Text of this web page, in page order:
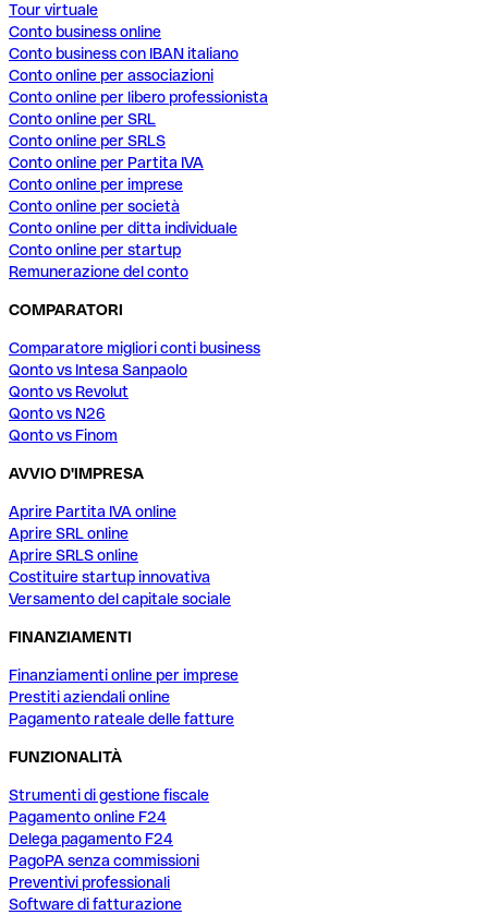
Tour virtuale
Conto business online
Conto business con IBAN italiano
Conto online per associazioni
Conto online per libero professionista
Conto online per SRL
Conto online per SRLS
Conto online per Partita IVA
Conto online per imprese
Conto online per società
Conto online per ditta individuale
Conto online per startup
Remunerazione del conto
COMPARATORI
Comparatore migliori conti business
Qonto vs Intesa Sanpaolo
Qonto vs Revolut
Qonto vs N26
Qonto vs Finom
AVVIO D'IMPRESA
Aprire Partita IVA online
Aprire SRL online
Aprire SRLS online
Costituire startup innovativa
Versamento del capitale sociale
FINANZIAMENTI
Finanziamenti online per imprese
Prestiti aziendali online
Pagamento rateale delle fatture
FUNZIONALITÀ
Strumenti di gestione fiscale
Pagamento online F24
Delega pagamento F24
PagoPA senza commissioni
Preventivi professionali
Software di fatturazione